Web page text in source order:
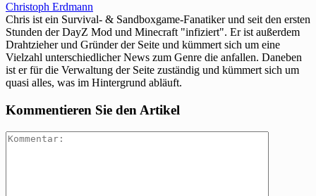
Christoph Erdmann
Chris ist ein Survival- & Sandboxgame-Fanatiker und seit den ersten
Stunden der DayZ Mod und Minecraft "infiziert". Er ist außerdem
Drahtzieher und Gründer der Seite und kümmert sich um eine
Vielzahl unterschiedlicher News zum Genre die anfallen. Daneben
ist er für die Verwaltung der Seite zuständig und kümmert sich um
quasi alles, was im Hintergrund abläuft.
Kommentieren Sie den Artikel